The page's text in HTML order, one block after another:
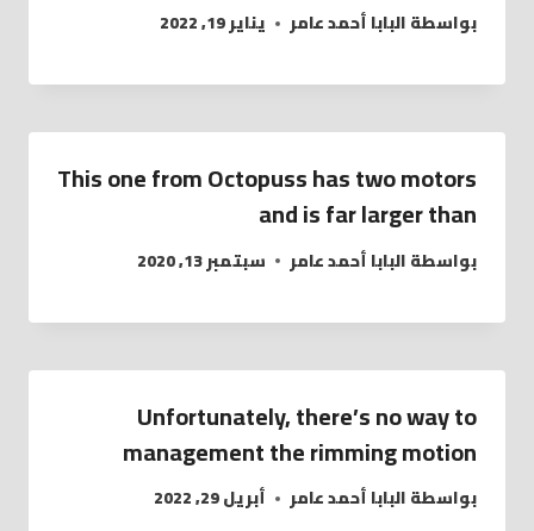
بواسطةالبابا أحمد عامر يناير 19, 2022
This one from Octopuss has two motors
and is far larger than
بواسطةالبابا أحمد عامر سبتمبر 13, 2020
Unfortunately, there’s no way to
management the rimming motion
بواسطةالبابا أحمد عامر أبريل 29, 2022